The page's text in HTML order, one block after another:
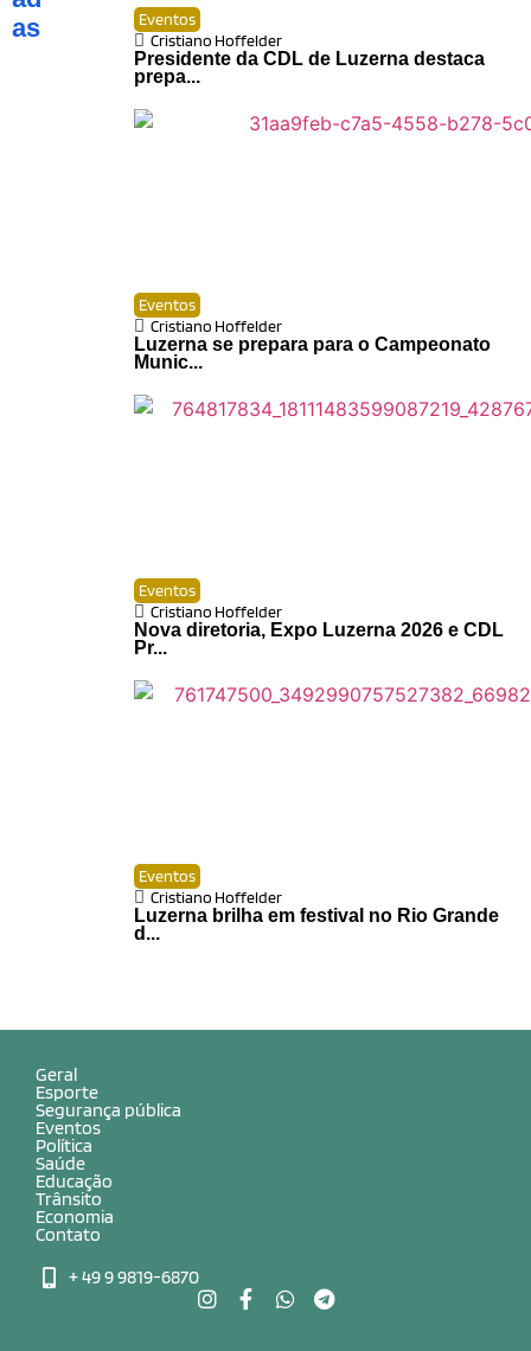
as
Eventos
Cristiano Hoffelder
Presidente da CDL de Luzerna destaca
prepa...
Eventos
Cristiano Hoffelder
Luzerna se prepara para o Campeonato
Munic...
Eventos
Cristiano Hoffelder
Nova diretoria, Expo Luzerna 2026 e CDL
Pr...
Eventos
Cristiano Hoffelder
Luzerna brilha em festival no Rio Grande
d...
Geral
Esporte
Segurança pública
Eventos
Política
Saúde
Educação
Trânsito
Economia
Contato
+ 49 9 9819-6870